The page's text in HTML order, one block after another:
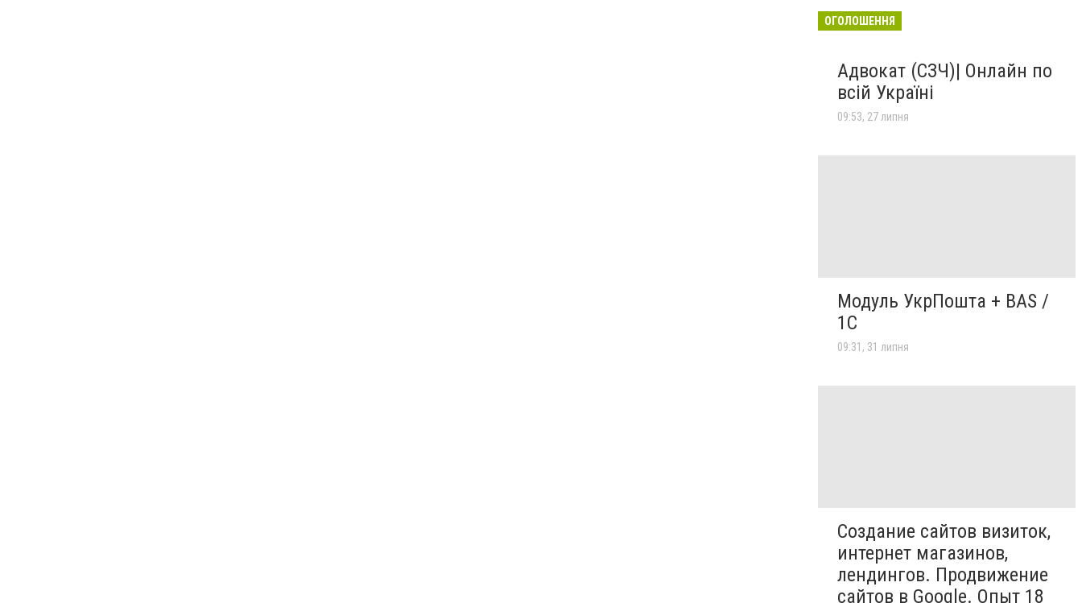
ОГОЛОШЕННЯ
Адвокат (СЗЧ)| Онлайн по
всій Україні
09:53, 27 липня
Модуль УкрПошта + BAS /
1C
09:31, 31 липня
Создание сайтов визиток,
интернет магазинов,
лендингов. Продвижение
сайтов в Google. Опыт 18